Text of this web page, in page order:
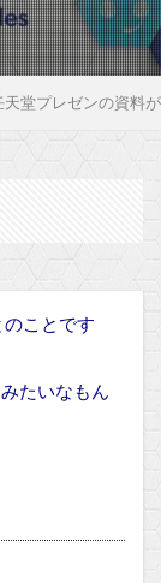
天堂プレゼンの資料
ことです
たいなもん